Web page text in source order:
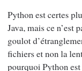
Python est certes
Java, mais ce n’est
goulot
fichiers et non la
pourquoi Python est